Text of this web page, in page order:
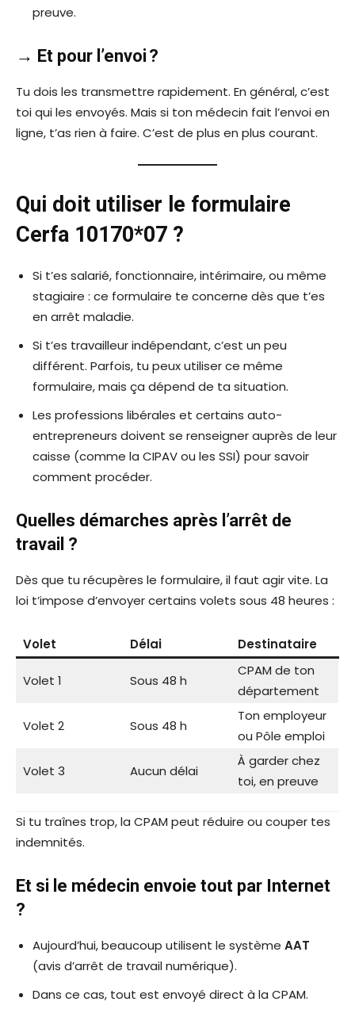
preuve.
→ Et pour l’envoi ?
Tu dois les transmettre rapidement. En général, c’est
toi qui les envoyés. Mais si ton médecin fait l’envoi en
ligne, t’as rien à faire. C’est de plus en plus courant.
Qui doit utiliser le formulaire
Cerfa 10170*07 ?
Si t’es salarié, fonctionnaire, intérimaire, ou même
stagiaire : ce formulaire te concerne dès que t’es
en arrêt maladie.
Si t’es travailleur indépendant, c’est un peu
différent. Parfois, tu peux utiliser ce même
formulaire, mais ça dépend de ta situation.
Les professions libérales et certains auto-
entrepreneurs doivent se renseigner auprès de leur
caisse (comme la CIPAV ou les SSI) pour savoir
comment procéder.
Quelles démarches après l’arrêt de
travail ?
Dès que tu récupères le formulaire, il faut agir vite. La
loi t’impose d’envoyer certains volets sous 48 heures :
Volet Délai Destinataire
Volet 1 Sous 48 h
CPAM de ton
département
Volet 2 Sous 48 h
Ton employeur
ou Pôle emploi
Volet 3 Aucun délai
À garder chez
toi, en preuve
Si tu traînes trop, la CPAM peut réduire ou couper tes
indemnités.
Et si le médecin envoie tout par Internet
?
Aujourd’hui, beaucoup utilisent le système AAT
(avis d’arrêt de travail numérique).
Dans ce cas, tout est envoyé direct à la CPAM.